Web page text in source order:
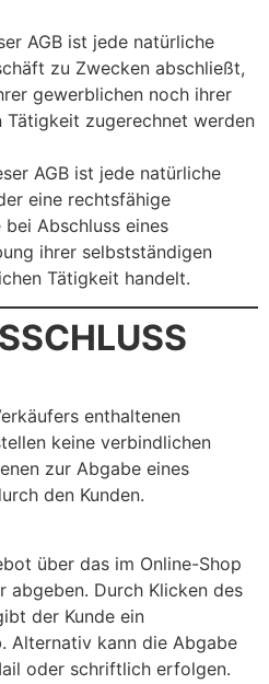
AGB ist jede natürliche
zu Zwecken abschließt,
gewerblichen noch ihrer
Tätigkeit zugerechnet werden
AGB ist jede natürliche
eine rechtsfähige
Abschluss eines
ihrer selbstständigen
Tätigkeit handelt.
enthaltenen
keine verbindlichen
zur Abgabe eines
den Kunden.
über das im Online-Shop
abgeben. Durch Klicken des
der Kunde ein
Alternativ kann die Abgabe
oder schriftlich erfolgen.